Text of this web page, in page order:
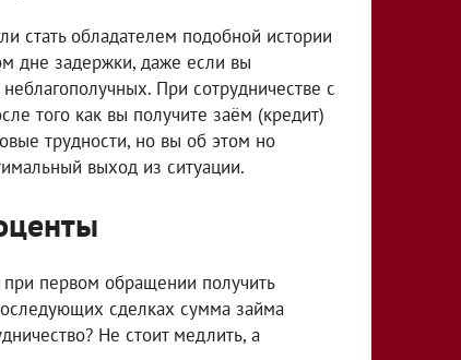
стать обладателем подобной истории
дне задержки, даже если вы
При сотрудничестве с
того как вы получите заём (кредит)
трудности, но вы об этом но
выход из ситуации.
первом обращении получить
сделках сумма займа
Не стоит медлить, а